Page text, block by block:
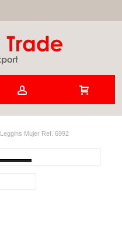
Leggins Mujer Ref. 6992